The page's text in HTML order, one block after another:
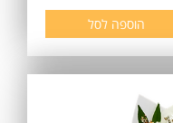
הוספה לסל